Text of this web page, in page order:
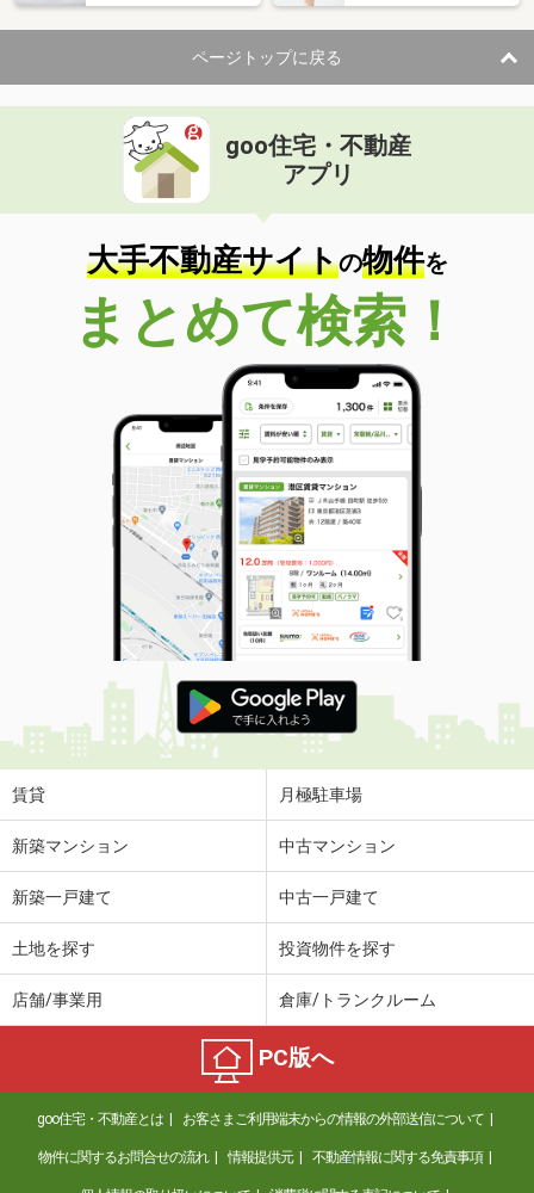
住 所
鹿児島県鹿児島市上荒田町
専有面積 88.02m²
間取り
3LDK
鹿児島県鹿児島市上荒田町
価 格
3,580万円
住 所
鹿児島県鹿児島市上荒田町
専有面積 85.92m²
間取り
3LDK
鹿児島県鹿児島市照国町
価 格
600万円
鹿児島県鹿児島市照国町
30.78m²
間取り
1K
鹿児島県鹿児島市城西２丁目
価 格
1,790万円
住 所
鹿児島県鹿児島市城西２丁目
専有面積 62.7m²
間取り
2LDK
ページトップに戻る
goo住宅・不動産
アプリ
大手不動産サイトの物件を
まとめて検索！
賃貸 月極駐車場
新築マンション 中古マンション
新築一戸建て 中古一戸建て
土地を探す 投資物件を探す
店舗/事業用 倉庫/トランクルーム
PC版へ
goo住宅・不動産とは お客さまご利用端末からの情報の外部送信について
物件に関するお問合せの流れ 情報提供元 不動産情報に関する免責事項